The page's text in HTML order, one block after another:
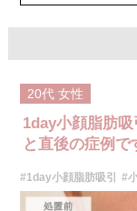
クレヴィエルコントア
ボリューマ 131,800円(
施術内容：脂肪を減ら
ほどの切開を加え、
接吸引し、除去しま
目立たない部分から
す。
施術時間：約30分程
リスク、副作用：赤み
感などが術後一時的に
染症、左右差、施術
20代 女性
1day小顔脂肪
と直後の症例で
#1day小顔脂肪吸引 #